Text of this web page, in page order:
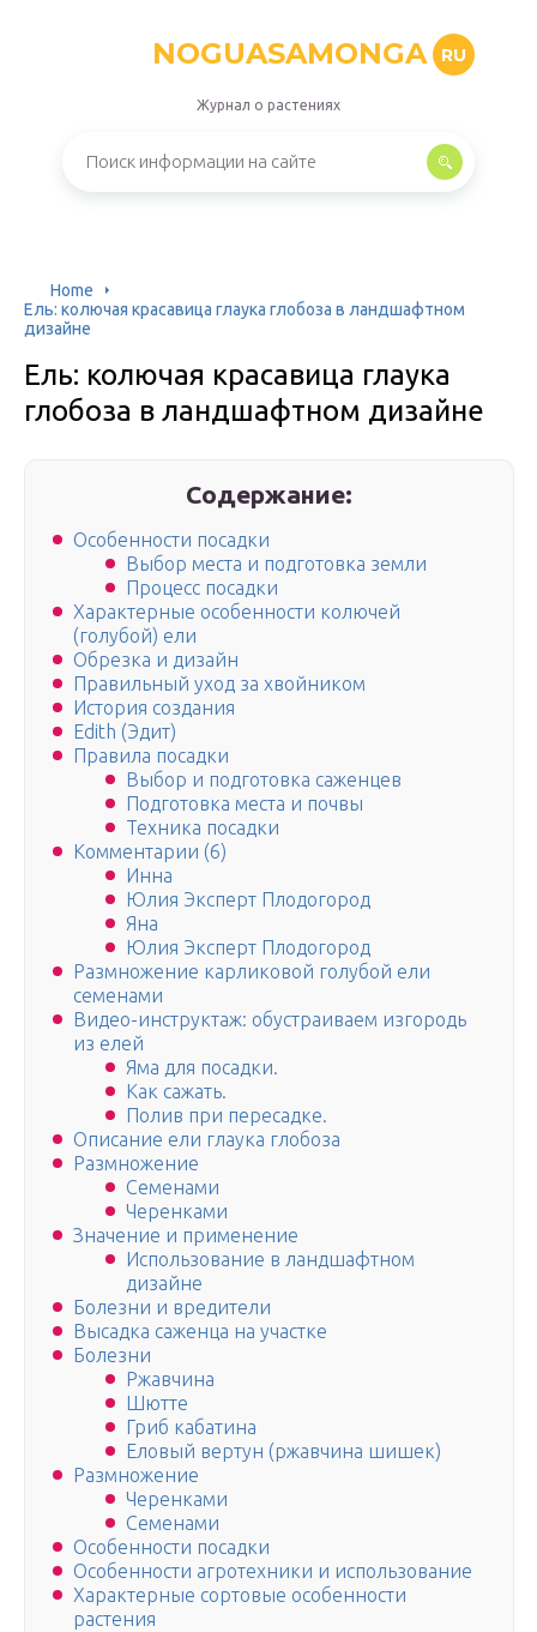
NOGUASAMONGA RU
Журнал о растениях
Home
Ель: колючая красавица глаука глобоза в ландшафтном
дизайне
Ель: колючая красавица глаука
глобоза в ландшафтном дизайне
Содержание:
Особенности посадки
Выбор места и подготовка земли
Процесс посадки
Характерные особенности колючей
(голубой) ели
Обрезка и дизайн
Правильный уход за хвойником
История создания
Edith (Эдит)
Правила посадки
Выбор и подготовка саженцев
Подготовка места и почвы
Техника посадки
Комментарии (6)
Инна
Юлия Эксперт Плодогород
Яна
Юлия Эксперт Плодогород
Размножение карликовой голубой ели
семенами
Видео-инструктаж: обустраиваем изгородь
из елей
Яма для посадки.
Как сажать.
Полив при пересадке.
Описание ели глаука глобоза
Размножение
Семенами
Черенками
Значение и применение
Использование в ландшафтном
дизайне
Болезни и вредители
Высадка саженца на участке
Болезни
Ржавчина
Шютте
Гриб кабатина
Еловый вертун (ржавчина шишек)
Размножение
Черенками
Семенами
Особенности посадки
Особенности агротехники и использование
Характерные сортовые особенности
растения